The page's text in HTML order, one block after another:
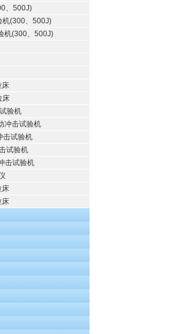
、500J)
机(300、500J)
机(300、500J)
床
床
验机
冲击试验机
击试验机
试验机
击试验机
床
床